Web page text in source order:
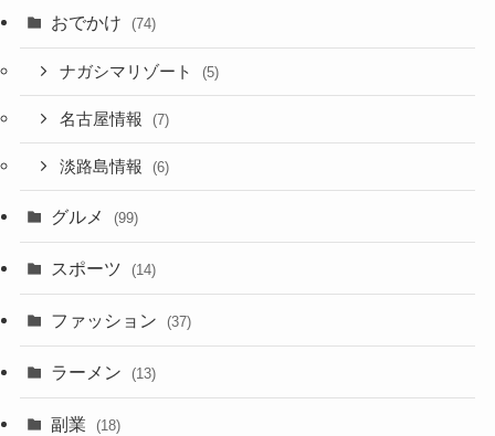
おでかけ (74)
ナガシマリゾート (5)
名古屋情報 (7)
淡路島情報 (6)
グルメ (99)
スポーツ (14)
ファッション (37)
ラーメン (13)
副業 (18)